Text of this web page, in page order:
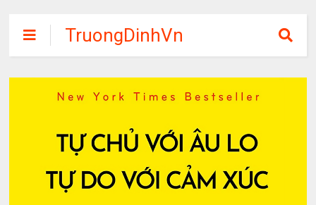
TruongDinhVn
Chia sẽ ebook,
các khóa học,
phần mềm học